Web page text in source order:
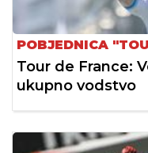
POBJEDNICA
Tour de France:
ukupno vodstvo